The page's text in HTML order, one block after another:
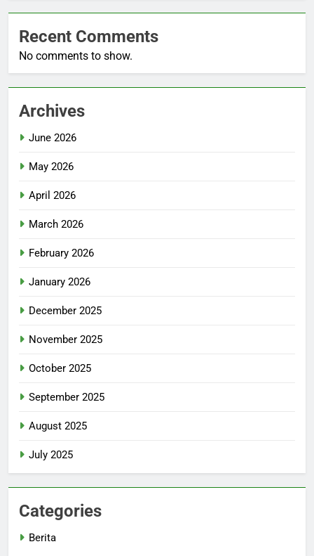
Recent Comments
No comments to show.
Archives
June 2026
May 2026
April 2026
March 2026
February 2026
January 2026
December 2025
November 2025
October 2025
September 2025
August 2025
July 2025
Categories
Berita